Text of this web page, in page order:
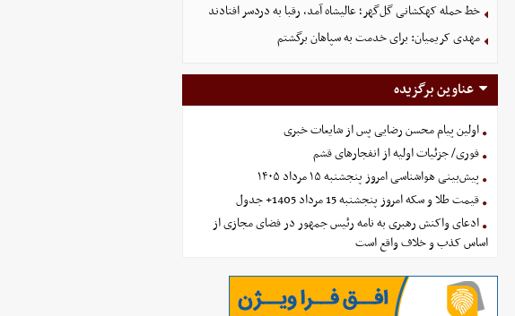
خط حمله کهکشانی گل‌گهر؛ عالیشاه آمد، رقبا به دردسر افتادند
مهدی کریمیان: برای خدمت به سپاهان برگشتم
عناوین برگزیده
اولین پیام محسن رضایی پس از شایعات خبری
فوری/ جزئیات اولیه از انفجارهای قشم
پیش‌بینی هواشناسی امروز پنجشنبه ۱۵ مرداد ۱۴۰۵
قیمت طلا و سکه امروز پنجشنبه 15 مرداد 1405+ جدول
ادعای واکنش رهبری به نامه رئیس جمهور در فضای مجازی از
اساس کذب و خلاف واقع است